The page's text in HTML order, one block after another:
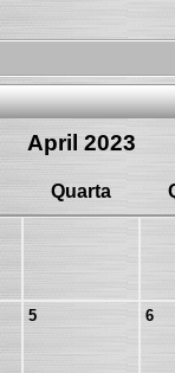
April 2023
Quarta
5 6